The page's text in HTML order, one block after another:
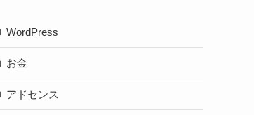
WordPress
お金
アドセンス